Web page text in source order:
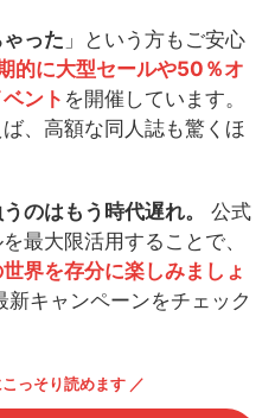
った 」という方もご安心
的に大型セールや50％オ
ント を開催しています。
、高額な同人誌も驚くほ
のはもう時代遅れ。
公式
最大限活用することで、
界を存分に楽しみましょ
新キャンペーンをチェック
っそり読めます ／